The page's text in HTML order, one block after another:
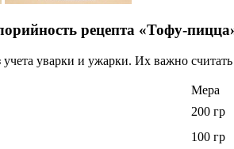
рецепта «Тофу-
уварки и ужарки. Их важно
Мера
200 гр
100 гр